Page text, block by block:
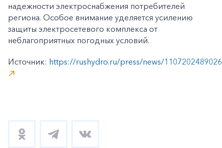
Заказать обратный звонок
надежности электроснабжения потребителей
региона. Особое внимание уделяется усилению
защиты электросетевого комплекса от
неблагоприятных погодных условий.
Источник: https://rushydro.ru/press/news/